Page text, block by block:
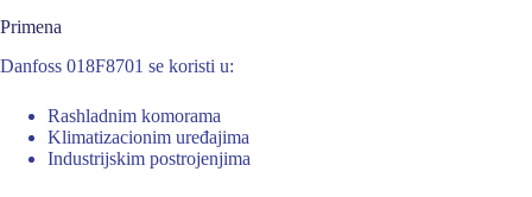
Primena
Danfoss 018F8701 se koristi u:
Rashladnim komorama
Klimatizacionim uređajima
Industrijskim postrojenjima